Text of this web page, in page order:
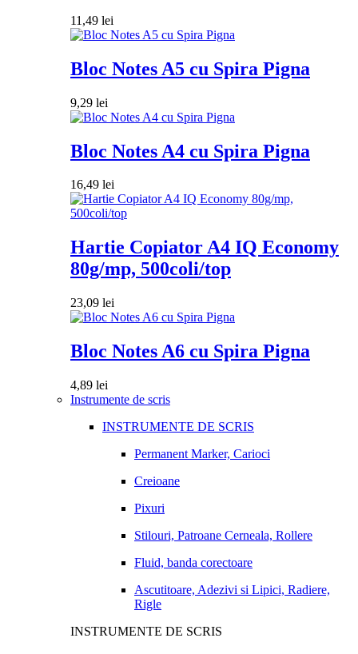
11,49 lei
Bloc Notes A5 cu Spira Pigna
9,29 lei
Bloc Notes A4 cu Spira Pigna
16,49 lei
Hartie Copiator A4 IQ Economy
80g/mp, 500coli/top
23,09 lei
Bloc Notes A6 cu Spira Pigna
4,89 lei
Instrumente de scris
INSTRUMENTE DE SCRIS
Permanent Marker, Carioci
Creioane
Pixuri
Stilouri, Patroane Cerneala, Rollere
Fluid, banda corectoare
Ascutitoare, Adezivi si Lipici, Radiere,
Rigle
INSTRUMENTE DE SCRIS